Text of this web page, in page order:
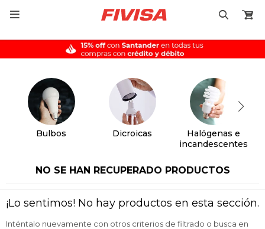

Bulbos Dicroicas
Halógenas e
incandescentes
NO SE HAN RECUPERADO PRODUCTOS
¡Lo sentimos! No hay productos en esta sección.
Inténtalo nuevamente con otros criterios de filtrado o busca en